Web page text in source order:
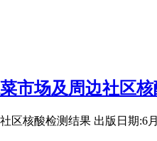
市场及周边社区
区核酸检测结果 出版日期:6